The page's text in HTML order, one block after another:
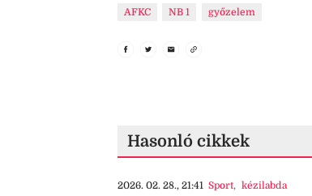
AFKC NB 1 győzelem
Hasonló cikkek
2026. 02. 28., 21:41 Sport, kézilabda